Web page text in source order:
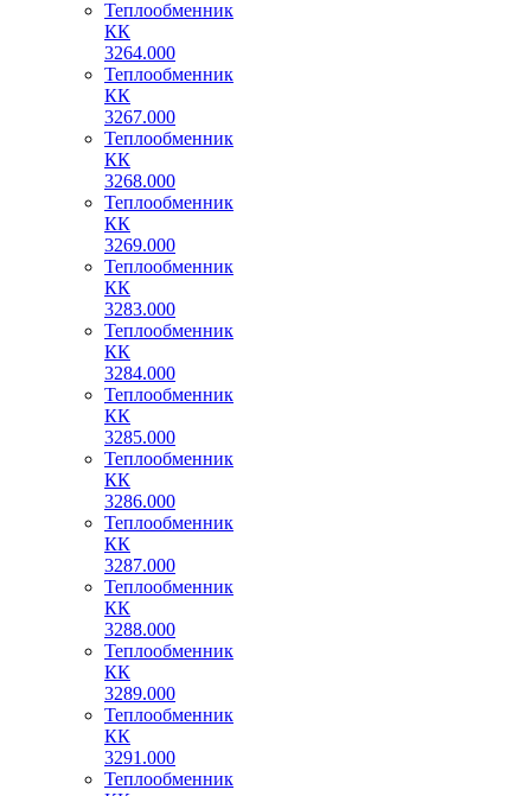
Теплообменник
КК
3264.000
Теплообменник
КК
3267.000
Теплообменник
КК
3268.000
Теплообменник
КК
3269.000
Теплообменник
КК
3283.000
Теплообменник
КК
3284.000
Теплообменник
КК
3285.000
Теплообменник
КК
3286.000
Теплообменник
КК
3287.000
Теплообменник
КК
3288.000
Теплообменник
КК
3289.000
Теплообменник
КК
3291.000
Теплообменник